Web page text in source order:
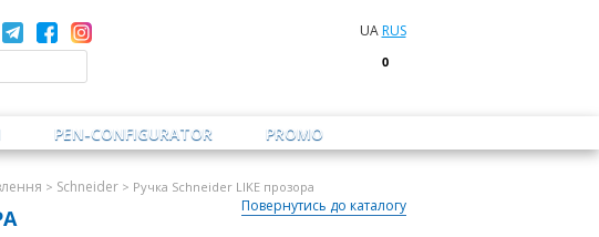
UA RUS
0
PEN-CONFIGURATOR PROMO
> Schneider > Ручка Schneider LIKE прозора
Повернутись до каталогу